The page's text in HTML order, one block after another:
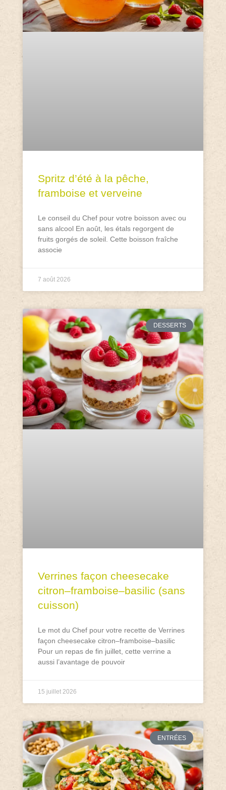
Spritz d’été à la pêche,
framboise et verveine
Le conseil du Chef pour votre boisson avec ou
sans alcool En août, les étals regorgent de
fruits gorgés de soleil. Cette boisson fraîche
associe
7 août 2026
DESSERTS
Verrines façon cheesecake
citron–framboise–basilic (sans
cuisson)
Le mot du Chef pour votre recette de Verrines
façon cheesecake citron–framboise–basilic
Pour un repas de fin juillet, cette verrine a
aussi l’avantage de pouvoir
15 juillet 2026
ENTRÉES